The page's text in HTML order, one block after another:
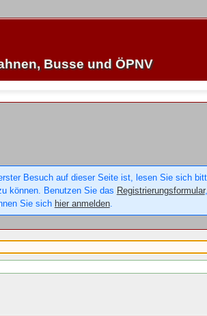
Busse und ÖPNV
Besuch auf dieser Seite ist, lesen Sie sich
können. Benutzen Sie das Registrierungsformular
Sie sich hier anmelden.